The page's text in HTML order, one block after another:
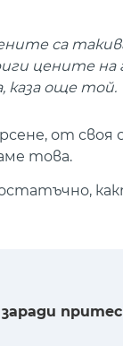
са
цените на
каза още той.
от своя
това.